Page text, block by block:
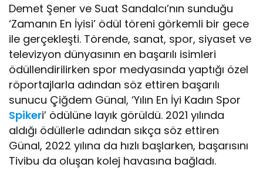
Demet Şener ve Suat Sandalcı’nın sunduğu
‘Zamanın En İyisi’ ödül töreni görkemli bir gece
ile gerçekleşti. Törende, sanat, spor, siyaset ve
televizyon dünyasının en başarılı isimleri
ödüllendirilirken spor medyasında yaptığı özel
röportajlarla adından söz ettiren başarılı
sunucu Çiğdem Günal, ‘Yılın En İyi Kadın Spor
Spikeri’ ödülüne layık görüldü. 2021 yılında
aldığı ödüllerle adından sıkça söz ettiren
Günal, 2022 yılına da hızlı başlarken, başarısını
Tivibu da oluşan kolej havasına bağladı.